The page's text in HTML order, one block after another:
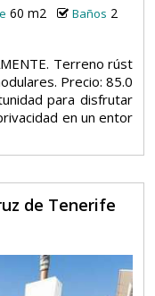
60 m2 Baños 2
Terreno rúst
Precio: 85.0
para disfrutar
en un entor
de Tenerife